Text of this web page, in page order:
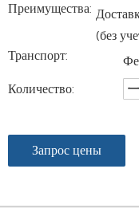
Преимущества:
(без
Транспорт:
Количество:
Запрос цены